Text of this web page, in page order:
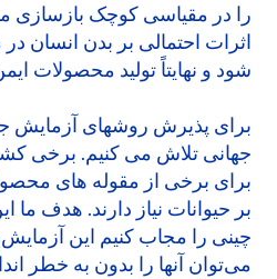
را در مقیاسی کوچک بازسازی
اثرات احتمالی بر بدن انسان
شود و نهایتاً تولید محصولات
برای پذیرش روشهای آزمایش
جهانی تلاش می کنیم. برخی
برای برخی از مقوله های
بر حیوانات نیاز دارند. هدف
چینی را مجاب کنیم این
می‌توان آنها را بدون به خطر